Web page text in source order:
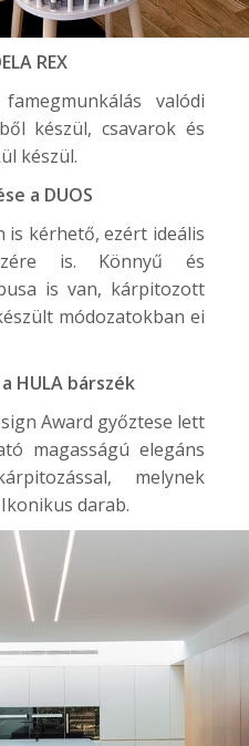
REX
valódi
készül, csavarok és
készül.
a DUOS
is kérhető, ezért ideális
is. Könnyű és
is van, kárpitozott
módozatokban ei
HULA bárszék
Award győztese lett
magasságú elegáns
melynek
darab.